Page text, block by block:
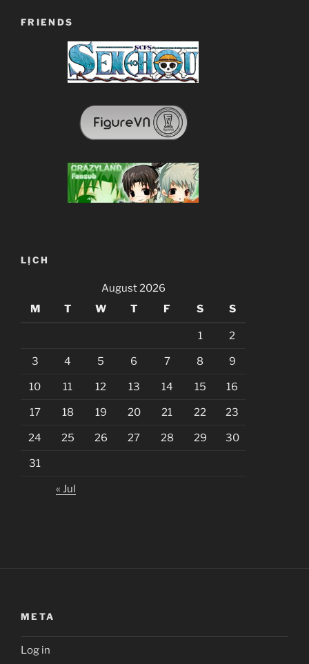
FRIENDS
LỊCH
August 2026
M
T W T F S S
1 2
3 4 5 6 7 8 9
10 11 12 13 14 15 16
17 18 19 20 21 22 23
24 25 26 27 28 29 30
31
« Jul
META
Log in